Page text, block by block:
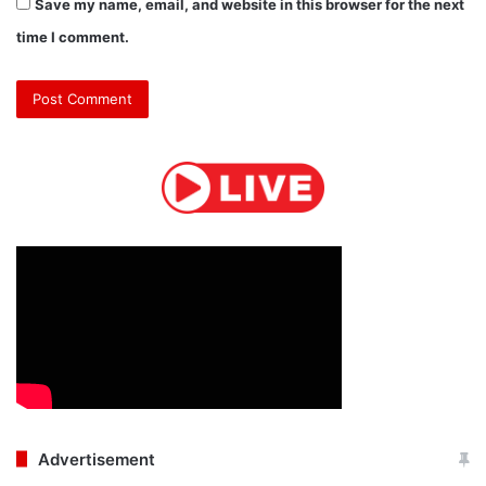
Save my name, email, and website in this browser for the next
time I comment.
Advertisement